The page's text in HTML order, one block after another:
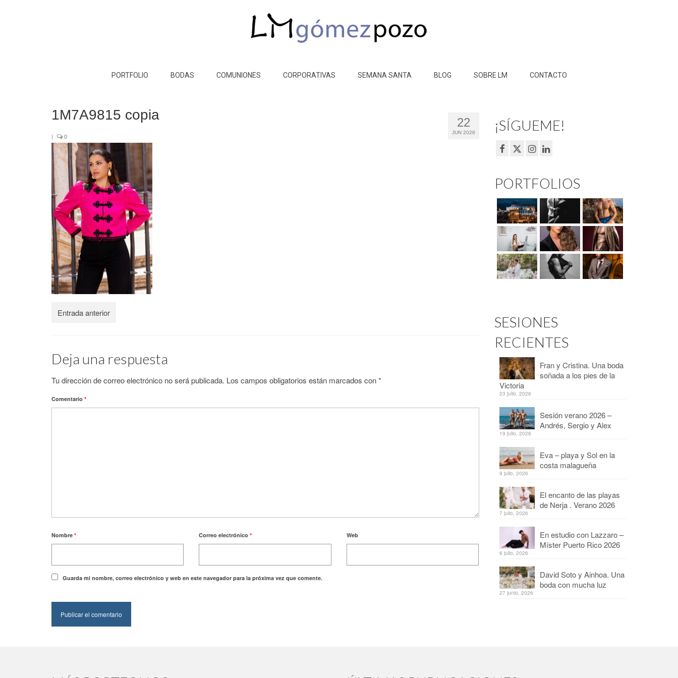
PORTFOLIO BODAS COMUNIONES CORPORATIVAS SEMANA SANTA BLOG SOBRE LM CONTACTO
22
JUN 2026
1M7A9815 copia
| 0
Entrada anterior
Deja una respuesta
Tu dirección de correo electrónico no será publicada. Los campos obligatorios están marcados con*
Comentario *
Nombre * Correo electrónico* Web
Guarda mi nombre, correo electrónico y web en este navegador para la próxima vez que comente.
¡SÍGUEME!
PORTFOLIOS
SESIONES
RECIENTES
Fran y Cristina. Una boda
soñada a los pies de la
Victoria
23 julio, 2026
Sesión verano 2026 –
Andrés, Sergio y Alex
19 julio, 2026
Eva – playa y Sol en la
costa malagueña
9 julio, 2026
El encanto de las playas
de Nerja . Verano 2026
7 julio, 2026
En estudio con Lazzaro –
Míster Puerto Rico 2026
6 julio, 2026
David Soto y Ainhoa. Una
boda con mucha luz
27 junio, 2026